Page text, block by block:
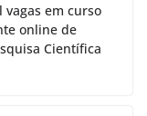
vagas em curso
online de
Científica